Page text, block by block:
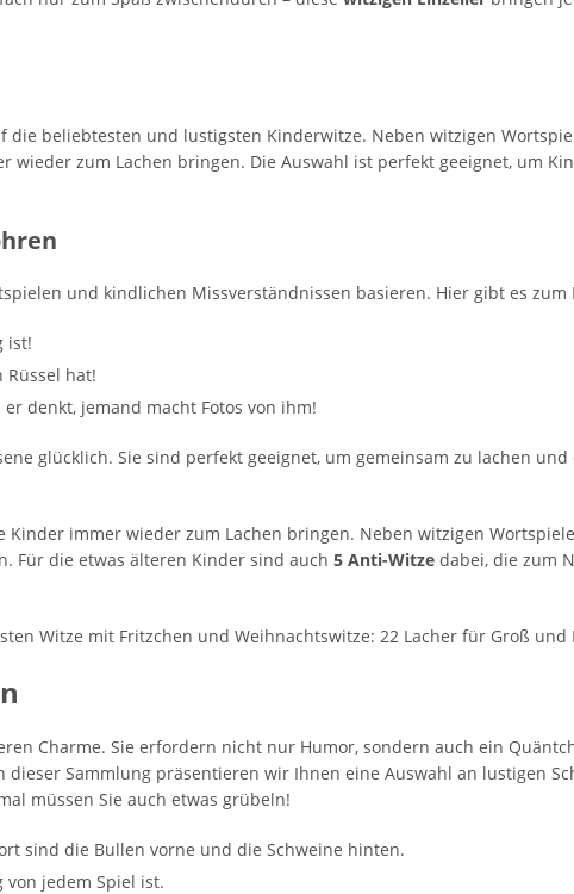
beliebtesten und lustigsten Kinderwitze. Neben witzigen
zum Lachen bringen. Die Auswahl ist perfekt geeignet, um
und kindlichen Missverständnissen basieren. Hier gibt es zum
ist!
hat!
denkt, jemand macht Fotos von ihm!
glücklich. Sie sind perfekt geeignet, um gemeinsam zu lachen und
Kinder immer wieder zum Lachen bringen. Neben witzigen
Für die etwas älteren Kinder sind auch 5 Anti-Witze dabei, die zum
Witze mit Fritzchen und Weihnachtswitze: 22 Lacher für Groß und
Charme. Sie erfordern nicht nur Humor, sondern auch ein
Sammlung präsentieren wir Ihnen eine Auswahl an lustigen
müssen Sie auch etwas grübeln!
sind die Bullen vorne und die Schweine hinten.
von jedem Spiel ist.